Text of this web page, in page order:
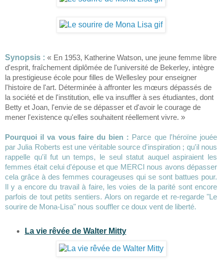
Synopsis : « En 1953, Katherine Watson, une jeune femme libre
d'esprit, fraîchement diplômée de l'université de Bekerley, intègre
la prestigieuse école pour filles de Wellesley pour enseigner
l'histoire de l'art. Déterminée à affronter les mœurs dépassés de
la société et de l'institution, elle va insuffler à ses étudiantes, dont
Betty et Joan, l'envie de se dépasser et d'avoir le courage de
mener l'existence qu'elles souhaitent réellement vivre. »
Pourquoi il va vous faire du bien : Parce que l'héroïne jouée
par Julia Roberts est une véritable source d'inspiration ; qu'il nous
rappelle qu'il fut un temps, le seul statut auquel aspiraient les
femmes était celui d'épouse et que MERCI nous avons dépasser
cela grâce à des femmes courageuses qui se sont battues pour.
Il y a encore du travail à faire, les voies de la parité sont encore
parfois de tout petits sentiers. Alors on regarde et re-regarde "Le
sourire de Mona-Lisa" nous souffler ce doux vent de liberté.
La vie rêvée de Walter Mitty